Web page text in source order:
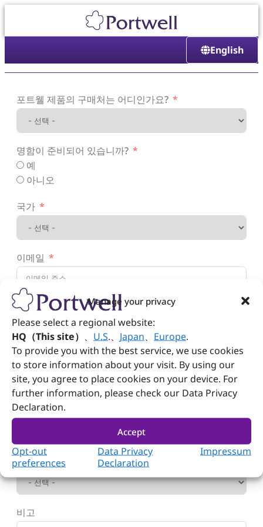
Manage your privacy
Please select a regional website:
HQ（This site） 、 U.S.、 Japan、 Europe.
To provide you with the best service, we use cookies
to store information about your visit. By using our
site, you agree to place cookies on your device. For
further information, please check our Data Privacy
Declaration.
Accept
Opt-out
preferences
Data Privacy
Declaration
Impressum
English
포트웰 제품의 구매처는 어디인가요?
명함이 준비되어 있습니까?
예
아니오
국가
이메일
사업 유형
산업
관심 제품
포트웰 제품에 얼마나 관심이 있으십니까?
비고